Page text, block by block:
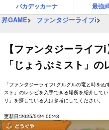
バカデッカーナ 最強
昇GAME ファンタジーライフi
【ファンタジーライ
「じょうぶミスト」
「ファンタジーライフi グルグルの竜と時を
スト」のレシピを入手できる場所を紹介して
リ」を探している人は参考にしてください。
更新日:2025/5/24 00:43